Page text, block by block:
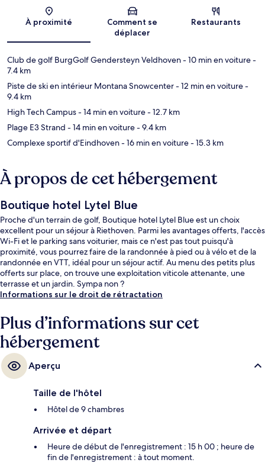
Carte
À proximité
Comment se
déplacer
Restaurants
Club de golf BurgGolf Gendersteyn Veldhoven- 10 min en voiture-
7.4 km
Piste de ski en intérieur Montana Snowcenter- 12 min en voiture-
9.4 km
High Tech Campus- 14 min en voiture- 12.7 km
Plage E3 Strand - 14 min en voiture- 9.4 km
Complexe sportif d'Eindhoven- 16 min en voiture- 15.3 km
À propos de cet hébergement
Boutique hotel Lytel Blue
Proche d'un terrain de golf, Boutique hotel Lytel Blue est un choix
excellent pour un séjour à Riethoven. Parmi les avantages offerts, l'accès
Wi-Fi et le parking sans voiturier, mais ce n'est pas tout puisqu'à
proximité, vous pourrez faire de la randonnée à pied ou à vélo et de la
randonnée en VTT, idéal pour un séjour actif. Au menu des petits plus
offerts sur place, on trouve une exploitation viticole attenante, une
terrasse et un jardin. Sympa non ?
Informations sur le droit de rétractation
Plus d’informations sur cet
hébergement
Aperçu
Taille de l'hôtel
Hôtel de 9 chambres
Arrivée et départ
Heure de début de l'enregistrement : 15 h 00 ; heure de
fin de l'enregistrement : à tout moment.